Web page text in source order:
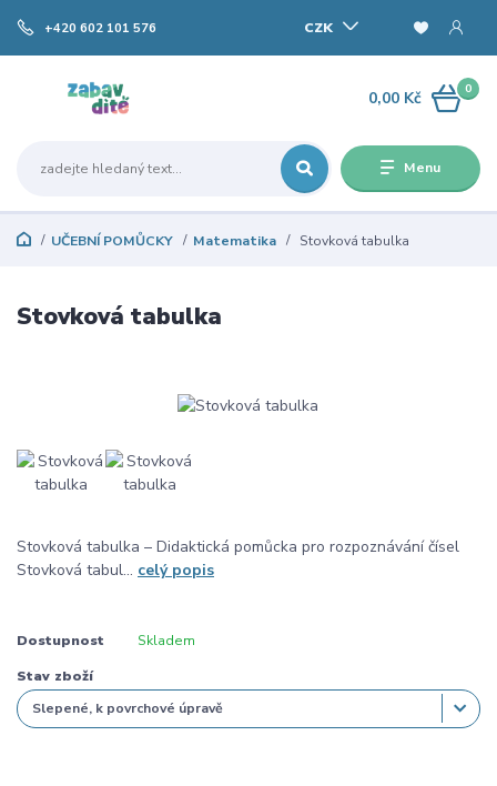
Menu
CZK
+420 602 101 576
0
0,00 Kč
UČEBNÍ POMŮCKY Matematika Stovková tabulka
Stovková tabulka
Stovková tabulka – Didaktická pomůcka pro rozpoznávání čísel
Stovková tabul... celý popis
Dostupnost Skladem
Stav zboží